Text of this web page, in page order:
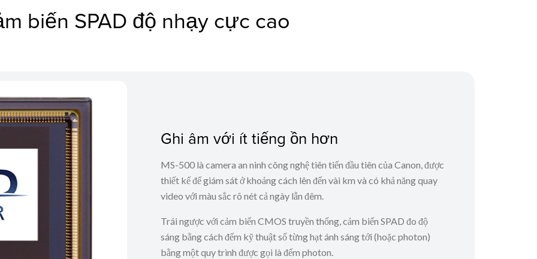
biến SPAD độ nhạy cực cao
Ghi âm với ít tiếng ồn hơn
MS-500 là camera an ninh công nghệ tiên tiến đầu tiên của Canon, được
thiết kế để giám sát ở khoảng cách lên đến vài km và có khả năng quay
video với màu sắc rõ nét cả ngày lẫn đêm.
Trái ngược với cảm biến CMOS truyền thống, cảm biến SPAD đo độ
sáng bằng cách đếm kỹ thuật số từng hạt ánh sáng tới (hoặc photon)
bằng một quy trình được gọi là đếm photon.